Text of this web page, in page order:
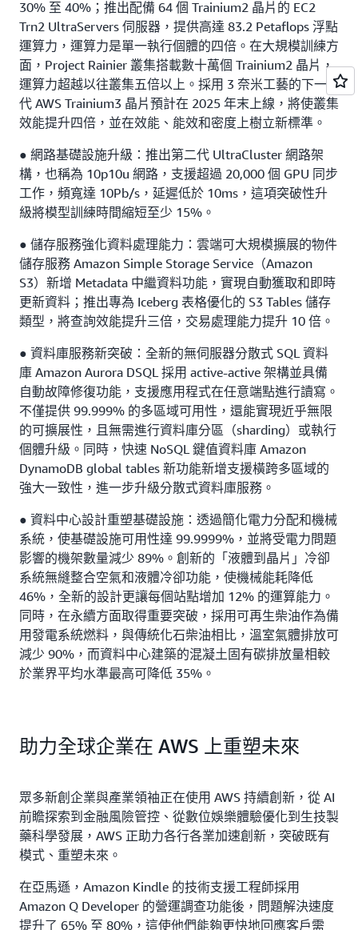
30% 至 40%；推出配備 64 個 Trainium2 晶片的 EC2
Trn2 UltraServers 伺服器，提供高達 83.2 Petaflops 浮點
運算力，運算力是單一執行個體的四倍。在大規模訓練方
面，Project Rainier 叢集搭載數十萬個 Trainium2 晶片，
運算力超越以往叢集五倍以上。採用 3 奈米工藝的下一
代 AWS Trainium3 晶片預計在 2025 年末上線，將使叢集
效能提升四倍，並在效能、能效和密度上樹立新標準。
● 網路基礎設施升級：推出第二代 UltraCluster 網路架
構，也稱為 10p10u 網路，支援超過 20,000 個 GPU 同步
工作，頻寬達 10Pb/s，延遲低於 10ms，這項突破性升
級將模型訓練時間縮短至少 15%。
● 儲存服務強化資料處理能力：雲端可大規模擴展的物件
儲存服務 Amazon Simple Storage Service（Amazon
S3）新增 Metadata 中繼資料功能，實現自動獲取和即時
更新資料；推出專為 Iceberg 表格優化的 S3 Tables 儲存
類型，將查詢效能提升三倍，交易處理能力提升 10 倍。
● 資料庫服務新突破：全新的無伺服器分散式 SQL 資料
庫 Amazon Aurora DSQL 採用 active-active 架構並具備
自動故障修復功能，支援應用程式在任意端點進行讀寫。
不僅提供 99.999% 的多區域可用性，還能實現近乎無限
的可擴展性，且無需進行資料庫分區（sharding）或執行
個體升級。同時，快速 NoSQL 鍵值資料庫 Amazon
DynamoDB global tables 新功能新增支援橫跨多區域的
強大一致性，進一步升級分散式資料庫服務。
● 資料中心設計重塑基礎設施：透過簡化電力分配和機械
系統，使基礎設施可用性達 99.9999%，並將受電力問題
影響的機架數量減少 89%。創新的「液體到晶片」冷卻
系統無縫整合空氣和液體冷卻功能，使機械能耗降低
46%，全新的設計更讓每個站點增加 12% 的運算能力。
同時，在永續方面取得重要突破，採用可再生柴油作為備
用發電系統燃料，與傳統化石柴油相比，溫室氣體排放可
減少 90%，而資料中心建築的混凝土固有碳排放量相較
於業界平均水準最高可降低 35%。
助力全球企業在 AWS 上重塑未來
眾多新創企業與產業領袖正在使用 AWS 持續創新，從 AI
前瞻探索到金融風險管控、從數位娛樂體驗優化到生技製
藥科學發展，AWS 正助力各行各業加速創新，突破既有
模式、重塑未來。
在亞馬遜，Amazon Kindle 的技術支援工程師採用
Amazon Q Developer 的營運調查功能後，問題解決速度
提升了 65% 至 80%，這使他們能夠更快地回應客戶需